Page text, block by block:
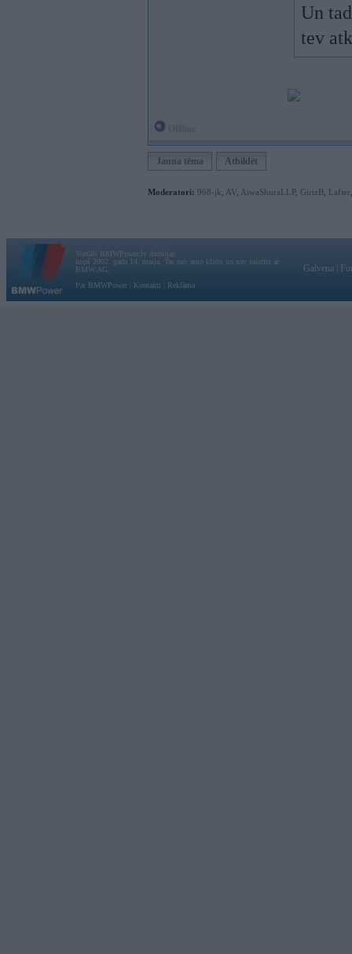
Un
tev
Jauna tēma Atbildēt
Moderatori: 968-jk AV AiwaShuraLLP, GirtzB Lafter
Vortāls BMWPower.lv darbojas
kopš 2002. gada 14. maija. Tas nav auto klubs un nav saistīts ar
BMW AG.
Par BMWPower
Kontakti Reklāma
Galvena